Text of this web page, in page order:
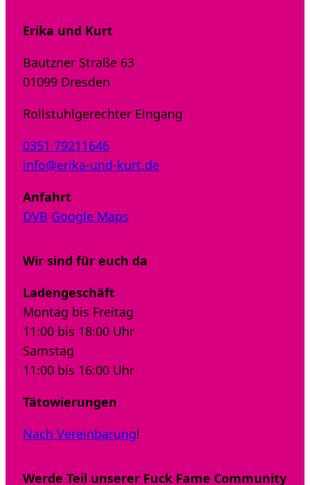
Erika und Kurt
Bautzner Straße 63
01099 Dresden
Rollstuhlgerechter Eingang
0351 79211646
info@erika-und-kurt.de
Anfahrt
DVB Google Maps
Wir sind für euch da
Ladengeschäft
Montag bis Freitag
11:00 bis 18:00 Uhr
Samstag
11:00 bis 16:00 Uhr
Tätowierungen
Nach Vereinbarung!
Werde Teil unserer Fuck Fame Community